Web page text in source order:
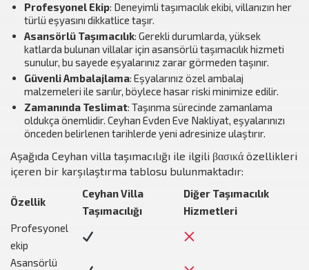
Profesyonel Ekip: Deneyimli taşımacılık ekibi, villanızın her
türlü eşyasını dikkatlice taşır.
Asansörlü Taşımacılık: Gerekli durumlarda, yüksek
katlarda bulunan villalar için asansörlü taşımacılık hizmeti
sunulur, bu sayede eşyalarınız zarar görmeden taşınır.
Güvenli Ambalajlama: Eşyalarınız özel ambalaj
malzemeleri ile sarılır, böylece hasar riski minimize edilir.
Zamanında Teslimat: Taşınma sürecinde zamanlama
oldukça önemlidir. Ceyhan Evden Eve Nakliyat, eşyalarınızı
önceden belirlenen tarihlerde yeni adresinize ulaştırır.
Aşağıda Ceyhan villa taşımacılığı ile ilgili βασικά özellikleri
içeren bir karşılaştırma tablosu bulunmaktadır:
Özellik
Ceyhan Villa
Taşımacılığı
Diğer Taşımacılık
Hizmetleri
Profesyonel
ekip
Asansörlü